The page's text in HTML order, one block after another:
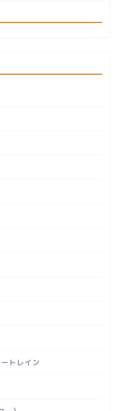
トレイン